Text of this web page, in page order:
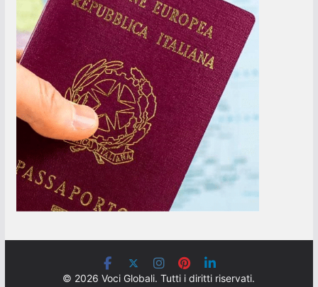
© 2026 Voci Globali. Tutti i diritti riservati.